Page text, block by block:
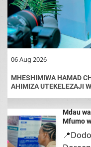
06 Aug 2026
MHESHIMIWA HAMAD
AHIMIZA UTEKELEZAJI
Mdau
Mfumo